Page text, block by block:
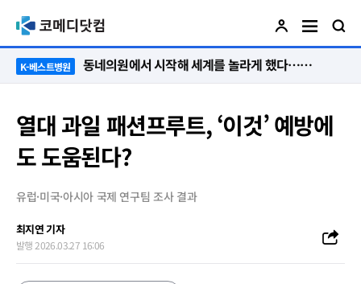
K-베스트병원 “절대 먼저 말하지 않아요. 대신 먼저 듣습니다”
열대 과일 패션프루트, ‘이것’ 예방에
도 도움된다?
유럽·미국·아시아 국제 연구팀 조사 결과
최지연 기자
발행 2026.03.27 16:06